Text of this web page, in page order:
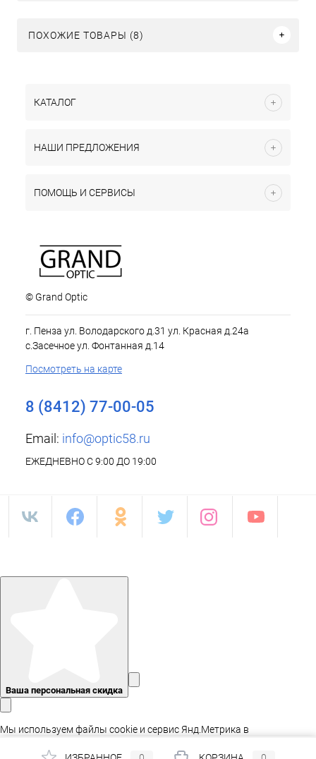
ПОХОЖИЕ ТОВАРЫ (8)
КАТАЛОГ
НАШИ ПРЕДЛОЖЕНИЯ
ПОМОЩЬ И СЕРВИСЫ
© Grand Optic
г. Пенза ул. Володарского д.31 ул. Красная д.24а
с.Засечное ул. Фонтанная д.14
Посмотреть на карте
8 (8412) 77-00-05
Email: info@optic58.ru
ЕЖЕДНЕВНО С 9:00 ДО 19:00
Ваша персональная скидка
Мы используем файлы cookie и сервис Янд.Метрика в